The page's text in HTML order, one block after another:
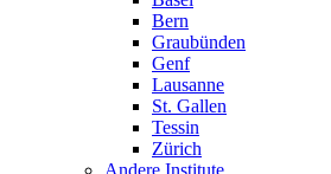
Bern
Graubünden
Genf
Lausanne
St. Gallen
Tessin
Zürich
Andere Institute